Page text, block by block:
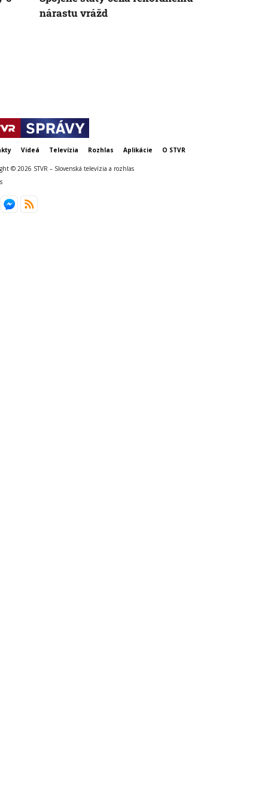
nárastu vrážd
Videá Televízia Rozhlas Aplikácie O STVR
© 2026 STVR – Slovenská televízia a rozhlas